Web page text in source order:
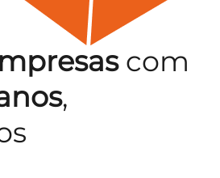
com
,